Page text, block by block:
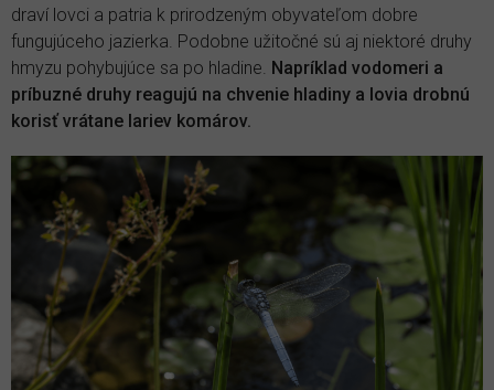
draví lovci a patria k prirodzeným obyvateľom dobre
fungujúceho jazierka. Podobne užitočné sú aj niektoré druhy
hmyzu pohybujúce sa po hladine. Napríklad vodomeri a
príbuzné druhy reagujú na chvenie hladiny a lovia drobnú
korisť vrátane lariev komárov.